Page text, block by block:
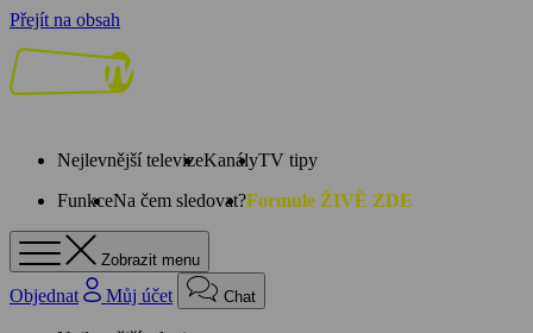
Přejít na obsah
Nejlevnější televizeKanályTV tipy
FunkceNa čem sledovat?Formule ŽIVĚ ZDE
Zobrazit menu
Objednat Můj účet Chat